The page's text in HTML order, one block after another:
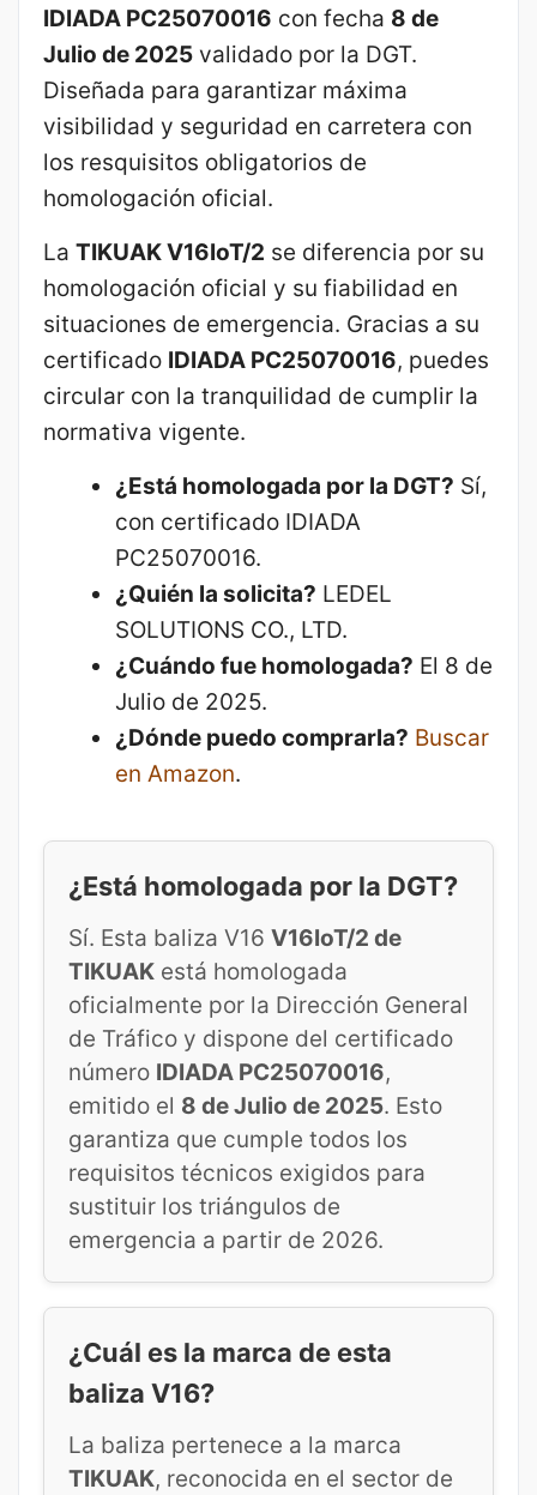
IDIADA PC25070016 con fecha 8 de
Julio de 2025 validado por la DGT.
Diseñada para garantizar máxima
visibilidad y seguridad en carretera con
los resquisitos obligatorios de
homologación oficial.
La TIKUAK V16IoT/2 se diferencia por su
homologación oficial y su fiabilidad en
situaciones de emergencia. Gracias a su
certificado IDIADA PC25070016, puedes
circular con la tranquilidad de cumplir la
normativa vigente.
¿Está homologada por la DGT? Sí,
con certificado IDIADA
PC25070016.
¿Quién la solicita? LEDEL
SOLUTIONS CO., LTD.
¿Cuándo fue homologada? El 8 de
Julio de 2025.
¿Dónde puedo comprarla? Buscar
en Amazon.
¿Está homologada por la DGT?
Sí. Esta baliza V16 V16IoT/2 de
TIKUAK está homologada
oficialmente por la Dirección General
de Tráfico y dispone del certificado
número IDIADA PC25070016,
emitido el 8 de Julio de 2025. Esto
garantiza que cumple todos los
requisitos técnicos exigidos para
sustituir los triángulos de
emergencia a partir de 2026.
¿Cuál es la marca de esta
baliza V16?
La baliza pertenece a la marca
TIKUAK, reconocida en el sector de